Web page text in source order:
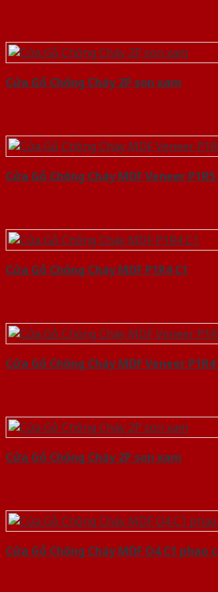
Cửa Gỗ Chống Cháy 2P son xam
Cửa Gỗ Chống Cháy MDF Veneer
Cửa Gỗ Chống Cháy MDF P1R4 C1
Cửa Gỗ Chống Cháy MDF Veneer
Cửa Gỗ Chống Cháy 2P son xam
Cửa Gỗ Chống Cháy MDF O4 C1 phao